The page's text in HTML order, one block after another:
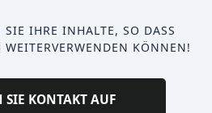
SIE IHRE INHALTE, SO DASS
KÖNNEN!
SIE KONTAKT AUF